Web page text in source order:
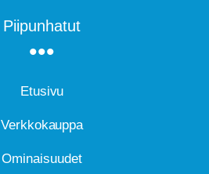
Piipunhatut
Etusivu
Verkkokauppa
Ominaisuudet